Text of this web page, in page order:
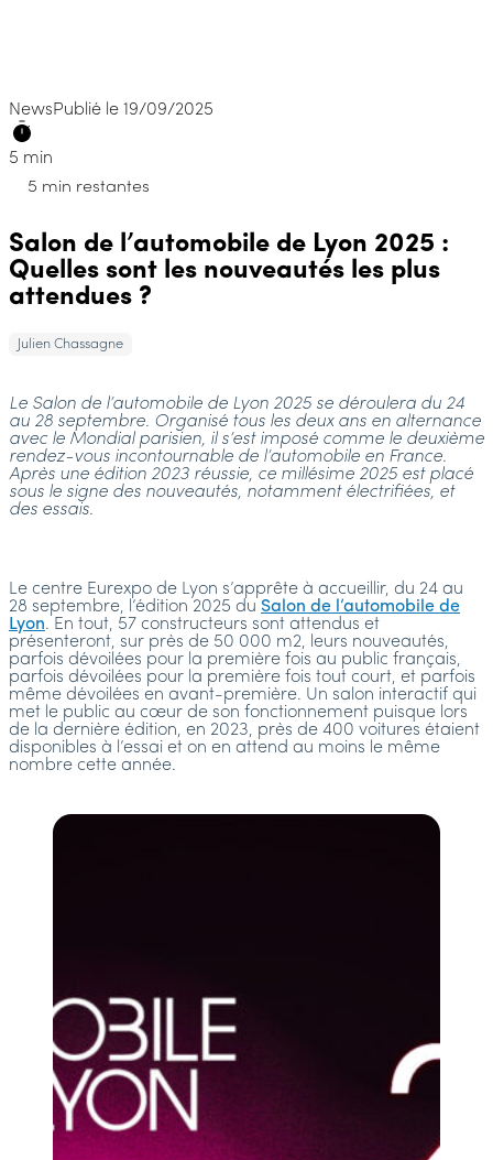
NewsPublié le 19/09/2025
5 min
5 min restantes
Salon de l’automobile de Lyon 2025 :
Quelles sont les nouveautés les plus
attendues ?
Julien Chassagne
Le Salon de l’automobile de Lyon 2025 se déroulera du 24
au 28 septembre. Organisé tous les deux ans en alternance
avec le Mondial parisien, il s’est imposé comme le deuxième
rendez-vous incontournable de l’automobile en France.
Après une édition 2023 réussie, ce millésime 2025 est placé
sous le signe des nouveautés, notamment électrifiées, et
des essais.
Le centre Eurexpo de Lyon s’apprête à accueillir, du 24 au
28 septembre, l’édition 2025 du Salon de l’automobile de
Lyon. En tout, 57 constructeurs sont attendus et
présenteront, sur près de 50 000 m2, leurs nouveautés,
parfois dévoilées pour la première fois au public français,
parfois dévoilées pour la première fois tout court, et parfois
même dévoilées en avant-première. Un salon interactif qui
met le public au cœur de son fonctionnement puisque lors
de la dernière édition, en 2023, près de 400 voitures étaient
disponibles à l’essai et on en attend au moins le même
nombre cette année.